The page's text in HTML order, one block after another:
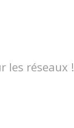
les réseaux !